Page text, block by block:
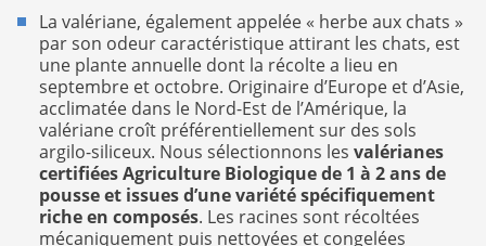
La valériane, également appelée « herbe aux chats »
par son odeur caractéristique attirant les chats, est
une plante annuelle dont la récolte a lieu en
septembre et octobre. Originaire d’Europe et d’Asie,
acclimatée dans le Nord-Est de l’Amérique, la
valériane croît préférentiellement sur des sols
argilo-siliceux. Nous sélectionnons les valérianes
certifiées Agriculture Biologique de 1 à 2 ans de
pousse et issues d’une variété spécifiquement
riche en composés. Les racines sont récoltées
mécaniquement puis nettoyées et congelées